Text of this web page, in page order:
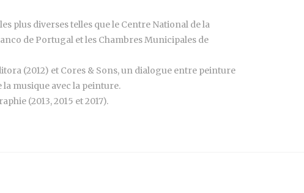
plus diverses telles que le Centre National de la
de Portugal et les Chambres Municipales de
(2012) et Cores & Sons, un dialogue entre peinture
musique avec la peinture.
(2013, 2015 et 2017).